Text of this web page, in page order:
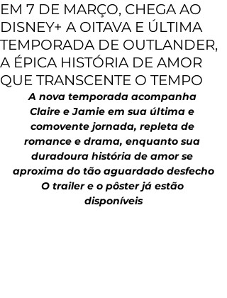
EM 7 DE MARÇO, CHEGA AO
DISNEY+ A OITAVA E ÚLTIMA
TEMPORADA DE OUTLANDER,
A ÉPICA HISTÓRIA DE AMOR
QUE TRANSCENTE O TEMPO
A nova temporada acompanha
Claire e Jamie em sua última e
comovente jornada, repleta de
romance e drama, enquanto sua
duradoura história de amor se
aproxima do tão aguardado desfecho
O trailer e o pôster já estão
disponíveis